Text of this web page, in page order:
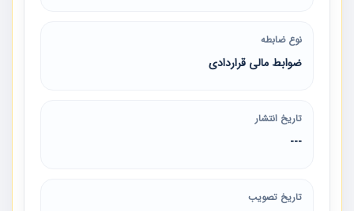
نوع ضابطه
ضوابط مالی قراردادی
تاریخ انتشار
---
تاریخ تصویب